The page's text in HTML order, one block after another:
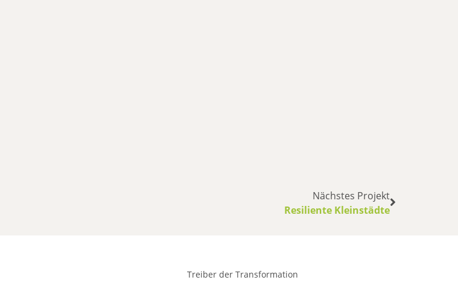
Nächstes Projekt
Resiliente Kleinstädte
Treiber der Transformation